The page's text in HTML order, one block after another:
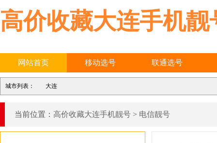
高价收藏大连手机靓
网站首页 移动选号 联通选号
城市列表： 大连
当前位置： 高价收藏大连手机靓号 > 电信靓号